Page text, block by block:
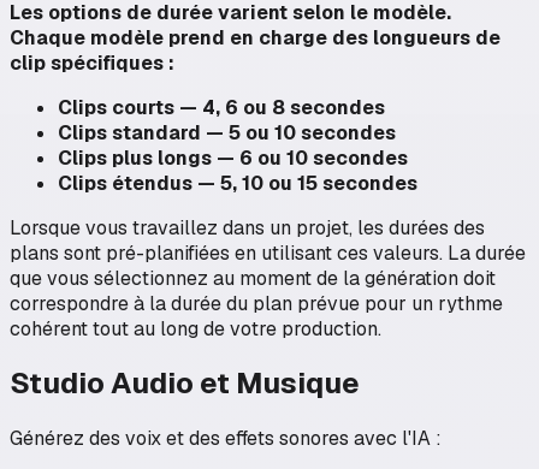
Les options de durée varient selon le modèle.
Chaque modèle prend en charge des longueurs de
clip spécifiques :
Clips courts — 4, 6 ou 8 secondes
Clips standard — 5 ou 10 secondes
Clips plus longs — 6 ou 10 secondes
Clips étendus — 5, 10 ou 15 secondes
Lorsque vous travaillez dans un projet, les durées des
plans sont pré-planifiées en utilisant ces valeurs. La durée
que vous sélectionnez au moment de la génération doit
correspondre à la durée du plan prévue pour un rythme
cohérent tout au long de votre production.
Studio Audio et Musique
Générez des voix et des effets sonores avec l'IA :